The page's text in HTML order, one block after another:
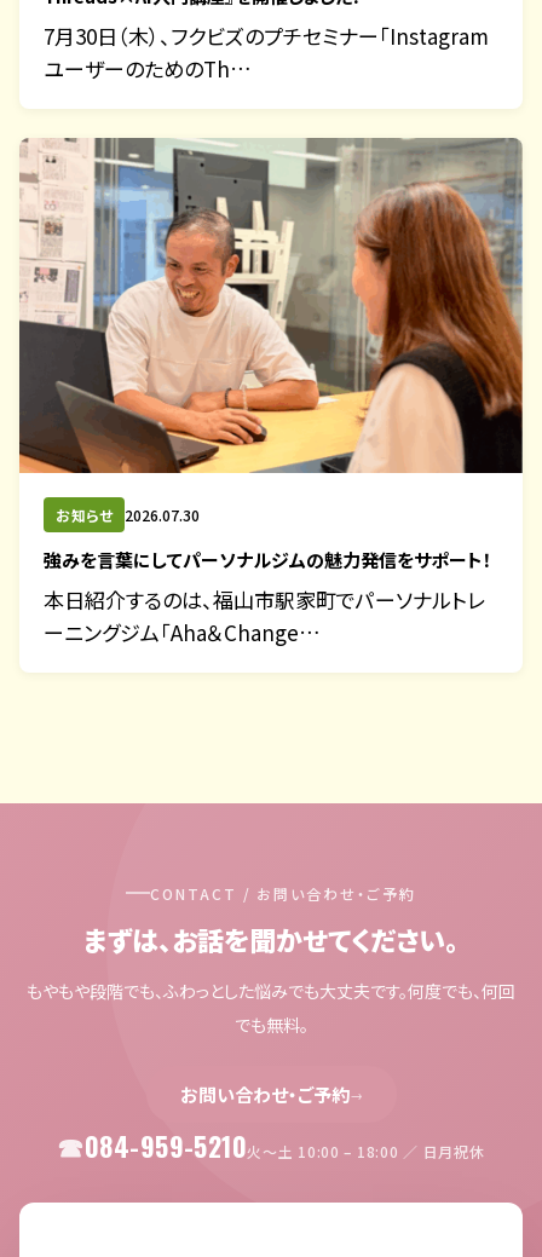
7月30日（木）、フクビズのプチセミナー「Instagram
ユーザーのためのTh…
お知らせ 2026.07.30
強みを言葉にしてパーソナルジムの魅力発信をサポート！
本日紹介するのは、福山市駅家町でパーソナルトレ
ーニングジム「Aha＆Change…
CONTACT / お問い合わせ・ご予約
まずは、お話を聞かせてください。
もやもや段階でも、ふわっとした悩みでも大丈夫です。何度でも、何回
でも無料。
お問い合わせ・ご予約→
084-959-5210火〜土 10:00 – 18:00 ／ 日月祝休